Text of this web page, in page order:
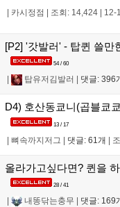
카시정점 조회: 14,424 12-
[P2] '갓발러' - 탑퀸 쓸만
54 / 60
탑유저김발러 댓글: 396
D4) 호산동쿄니(곱블쿄
13 / 17
| 뼈속까지저그 | 댓글: 61개 |
올라가고싶다면? 퀸을
28 / 41
내똥닦는충무 댓글: 169